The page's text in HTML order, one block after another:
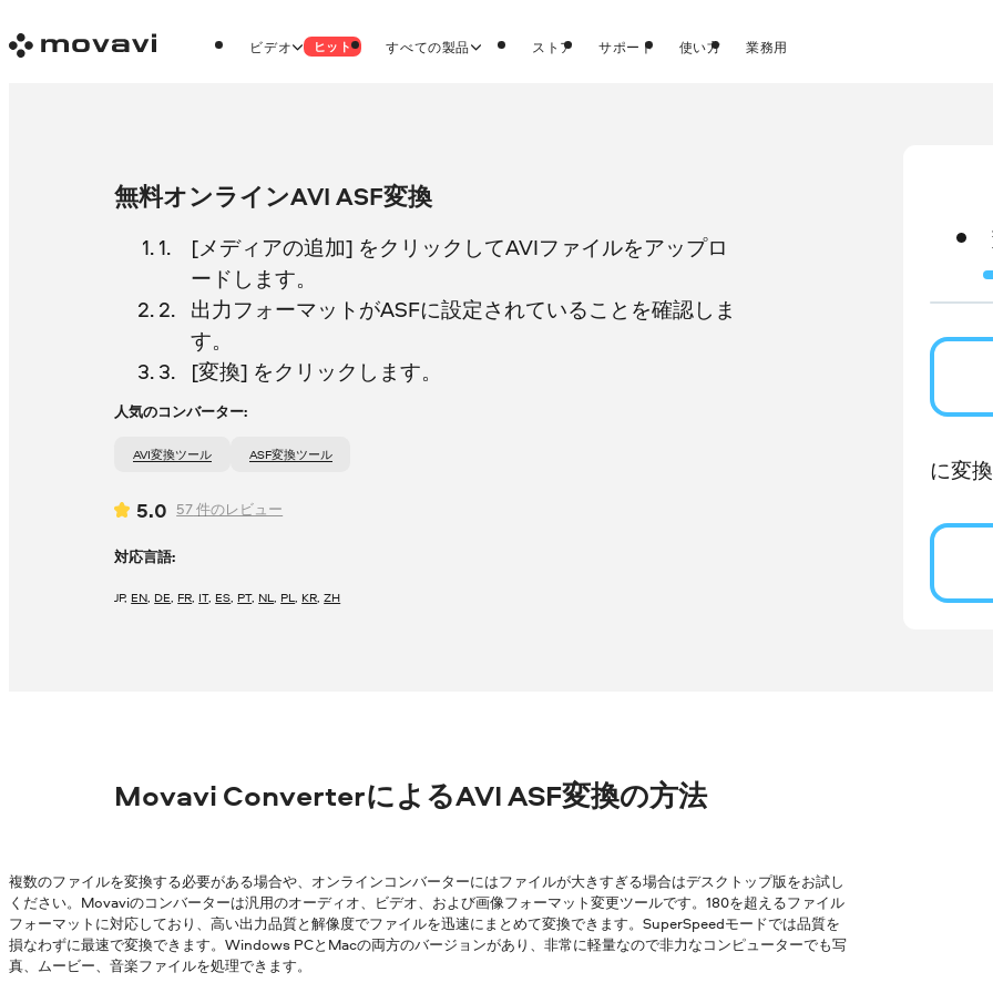
ビデオ ヒット すべての製品 ストア サポート 使い方 業務用
無料オンラインAVI ASF変換
[メディアの追加] をクリックしてAVIファイルをアップロ
ードします。
出力フォーマットがASFに設定されていることを確認しま
す。
[変換] をクリックします。
人気のコンバーター:
AVI変換ツール ASF変換ツール
5.0 57件のレビュー
対応言語:
JP, EN, DE, FR, IT, ES, PT, NL, PL, KR,ZH
に変換
Movavi ConverterによるAVI ASF変換の方法
複数のファイルを変換する必要がある場合や、オンラインコンバーターにはファイルが大きすぎる場合はデスクトップ版をお試し
ください。Movaviのコンバーターは汎用のオーディオ、ビデオ、および画像フォーマット変更ツールです。180を超えるファイル
フォーマットに対応しており、高い出力品質と解像度でファイルを迅速にまとめて変換できます。SuperSpeedモードでは品質を
損なわずに最速で変換できます。Windows PCとMacの両方のバージョンがあり、非常に軽量なので非力なコンピューターでも写
真、ムービー、音楽ファイルを処理できます。